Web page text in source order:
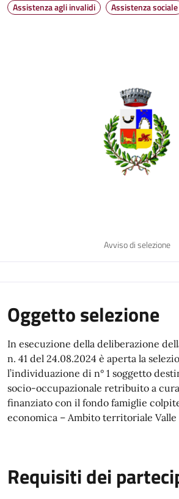
Assistenza agli invalidi Assistenza sociale
Avviso di selezione
Oggetto selezione
In esecuzione della deliberazione
n. 41 del 24.08.2024 è aperta la
l’individuazione di n° 1 soggetto
socio-occupazionale retribuito a
finanziato con il fondo famiglie
economica – Ambito territoriale Valle
Requisiti dei